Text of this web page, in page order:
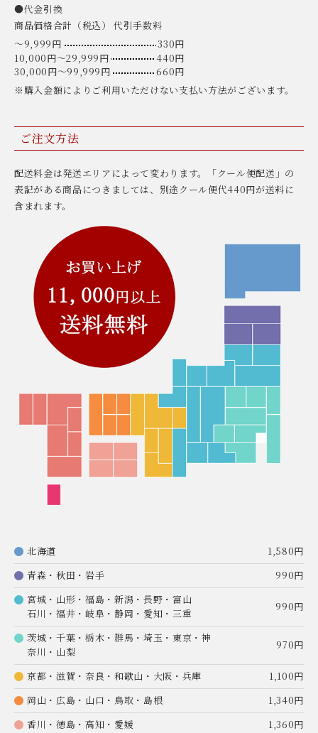
●代金引換
商品価格合計（税込） 代引手数料
〜9,999円
330円
10,000円〜29,999円
440円
30,000円〜99,999円
660円
※購入金額によりご利用いただけない支払い方法がございます。
ご注文方法
配送料金は発送エリアによって変わります。「クール便配送」の
表記がある商品につきましては、別途クール便代440円が送料に
含まれます。
北海道
1,580円
青森・秋田・岩手
990円
宮城・山形・福島・新潟・長野・富山
石川・福井・岐阜・静岡・愛知・三重
990円
茨城・千葉・栃木・群馬・埼玉・東京・神
奈川・山梨
970円
京都・滋賀・奈良・和歌山・大阪・兵庫
1,100円
岡山・広島・山口・鳥取・島根
1,340円
香川・徳島・高知・愛媛
1,360円